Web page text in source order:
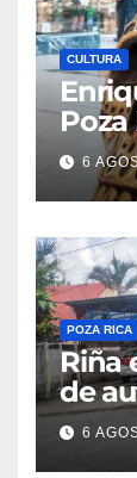
CULTURA
6
POZA RICA
Riña
de
6